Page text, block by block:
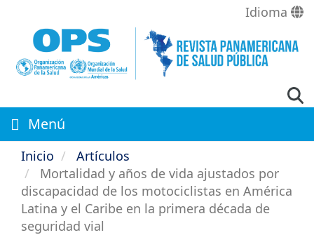
contenido
principal
Idioma
Menú
Inicio
Artículos
Mortalidad y años de vida ajustados por
discapacidad de los motociclistas en América
Latina y el Caribe en la primera década de
seguridad vial